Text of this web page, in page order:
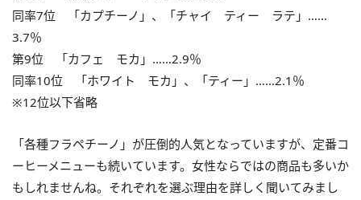
同率7位 「カプチーノ」、「チャイ ティー ラテ」……
3.7％
第9位 「カフェ モカ」……2.9％
同率10位 「ホワイト モカ」、「ティー」……2.1％
※12位以下省略
「各種フラペチーノ」が圧倒的人気となっていますが、定番コ
ーヒーメニューも続いています。女性ならではの商品も多いか
もしれませんね。それぞれを選ぶ理由を詳しく聞いてみまし